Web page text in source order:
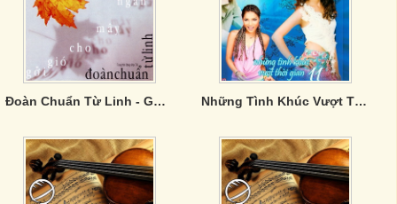
Đoàn Chuẩn Từ Linh - Gởi Gió Cho Mây Ngàn Bay Những Tình Khúc Vượt Thời Gian 11